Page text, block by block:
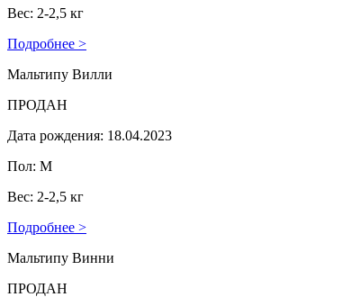
Вес: 2-2,5 кг
Подробнее >
Мальтипу Вилли
ПРОДАН
Дата рождения: 18.04.2023
Пол: М
Вес: 2-2,5 кг
Подробнее >
Мальтипу Винни
ПРОДАН